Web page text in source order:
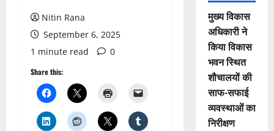
Nitin Rana
September 6, 2025
1 minute read
0
Share this:
मुख्य विकास
अधिकारी ने
किया विकास
भवन स्थित
शौचालयों की
साफ-सफाई
व्यवस्थाओं का
निरीक्षण